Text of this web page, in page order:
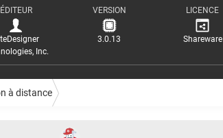
ÉDITEUR
Inc.
VERSION
3.0.13
LICENCE
Shareware
à distance